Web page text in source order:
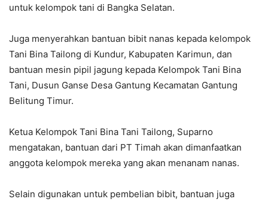
untuk kelompok tani di Bangka Selatan.
Juga menyerahkan bantuan bibit nanas kepada kelompok
Tani Bina Tailong di Kundur, Kabupaten Karimun, dan
bantuan mesin pipil jagung kepada Kelompok Tani Bina
Tani, Dusun Ganse Desa Gantung Kecamatan Gantung
Belitung Timur.
Ketua Kelompok Tani Bina Tani Tailong, Suparno
mengatakan, bantuan dari PT Timah akan dimanfaatkan
anggota kelompok mereka yang akan menanam nanas.
Selain digunakan untuk pembelian bibit, bantuan juga